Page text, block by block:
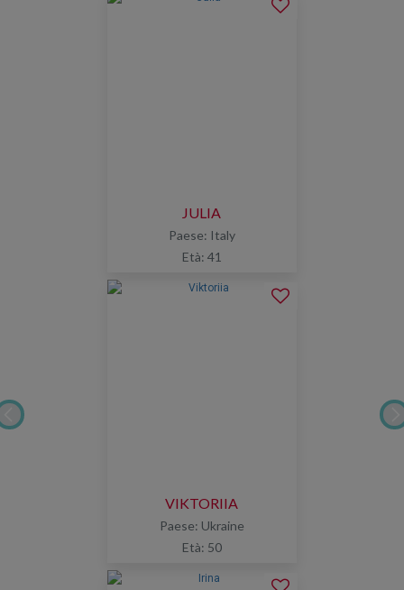
JULIA
Paese: Italy
Età: 41
VIKTORIIA
Paese: Ukraine
Età: 50